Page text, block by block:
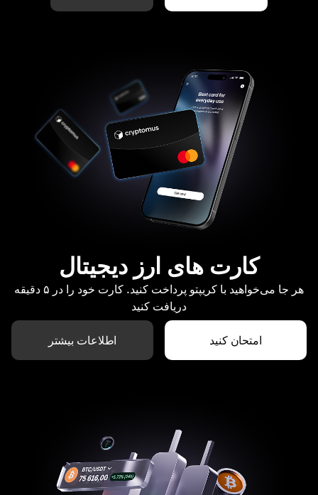
کارت های ارز دیجیتال
هر جا می‌خواهید با کریپتو پرداخت کنید. کارت خود را در ۵ دقیقه
دریافت کنید
امتحان کنید اطلاعات بیشتر